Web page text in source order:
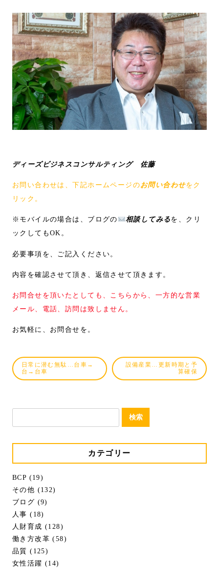
ディーズビジネスコンサルティング 佐藤
お問い合わせは、下記ホームページのお問い合わせをク
リック。
※モバイルの場合は、ブログの 相談してみるを、クリ
ックしてもOK。
必要事項を、ご記入ください。
内容を確認させて頂き、返信させて頂きます。
お問合せを頂いたとしても、こちらから、一方的な営業
メール、電話、訪問は致しません。
お気軽に、お問合せを。
日常に潜む無駄…台車→
台→台車
設備産業…更新時期と予
算確保
検
カテゴリー
BCP (19)
その他 (132)
ブログ (9)
人事 (18)
人財育成 (128)
働き方改革 (58)
品質 (125)
女性活躍 (14)